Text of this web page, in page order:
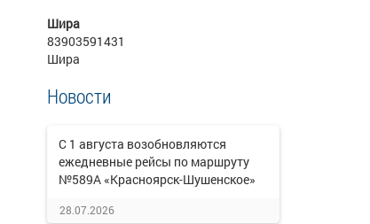
Шира
83903591431
Шира
Новости
С 1 августа возобновляются
ежедневные рейсы по маршруту
№589А «Красноярск-Шушенское»
28.07.2026